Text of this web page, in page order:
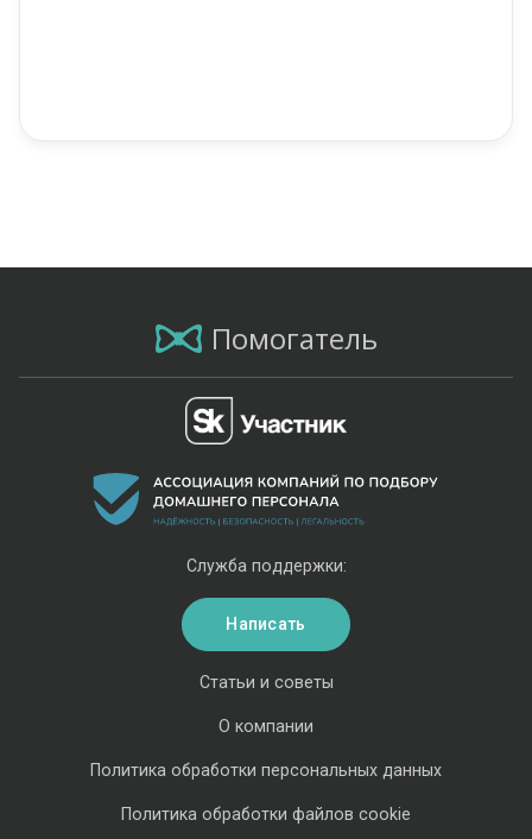
Помогатель
Статьи и советы
О компании
Политика обработки персональных данных
Политика обработки файлов cookie
Служба поддержки:
Написать